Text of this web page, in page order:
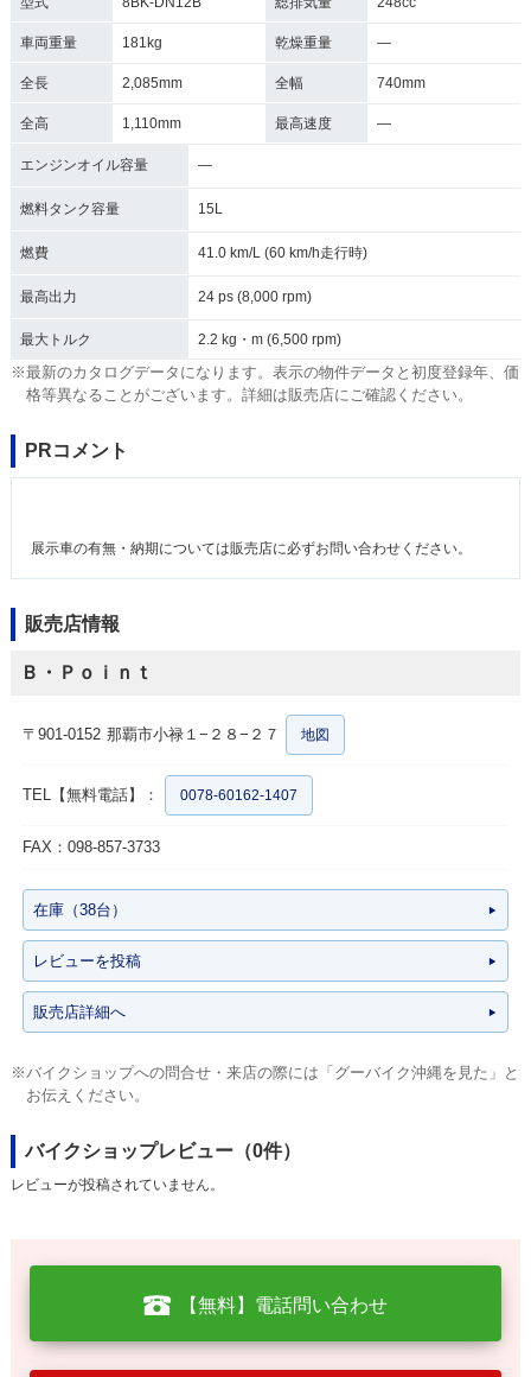
車両重量 181kg 乾燥重量 ―
全長 2,085mm 全幅 740mm
全高 1,110mm 最高速度 ―
エンジンオイル容量 ―
燃料タンク容量 15L
燃費 41.0 km/L (60 km/h走行時)
最高出力 24 ps (8,000 rpm)
最大トルク 2.2 kg・m (6,500 rpm)
※最新のカタログデータになります。表示の物件データと初度登録年、価
格等異なることがございます。詳細は販売店にご確認ください。
PRコメント
展示車の有無・納期については販売店に必ずお問い合わせください。
販売店情報
Ｂ・Ｐｏｉｎｔ
〒901-0152 那覇市小禄１−２８−２７ 地図
TEL【無料電話】： 0078-60162-1407
FAX：098-857-3733
在庫（38台）
レビューを投稿
販売店詳細へ
※バイクショップへの問合せ・来店の際には「グーバイク沖縄を見た」と
お伝えください。
バイクショップレビュー（0件）
レビューが投稿されていません。
【無料】電話問い合わせ